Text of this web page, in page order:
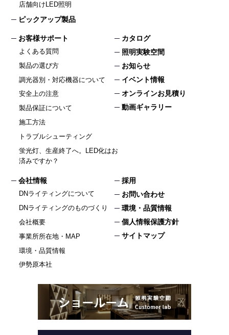
店舗向けLED照明
ピックアップ製品
お客様サポート
よくある質問
製品の選び方
調光器別・対応機器について
安全上の注意
製品保証について
施工方法
トラブルシューティング
蛍光灯、生産終了へ。LED化はお
済みですか？
カタログ
照明実験空間
お知らせ
イベント情報
オンラインお見積り
動画ギャラリー
会社情報
DNライティングについて
DNライティングのものづくり
会社概要
事業所所在地・MAP
環境・品質情報
伊勢原本社
採用
お問い合わせ
環境・品質情報
個人情報保護方針
サイトマップ